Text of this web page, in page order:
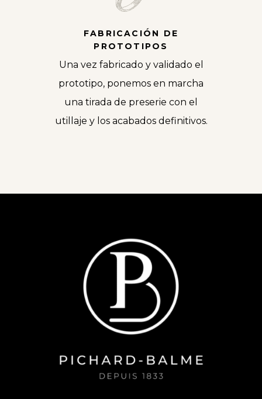
FABRICACIÓN DE
PROTOTIPOS
Una vez fabricado y validado el
prototipo, ponemos en marcha
una tirada de preserie con el
utillaje y los acabados definitivos.